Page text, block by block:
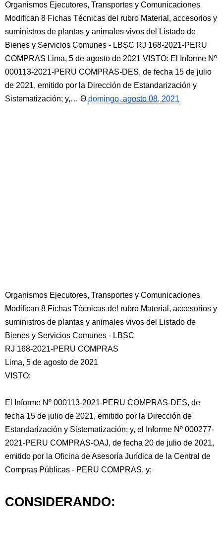
Organismos Ejecutores, Transportes y Comunicaciones
Modifican 8 Fichas Técnicas del rubro Material, accesorios y
suministros de plantas y animales vivos del Listado de
Bienes y Servicios Comunes - LBSC RJ 168-2021-PERU
COMPRAS Lima, 5 de agosto de 2021 VISTO: El Informe Nº
000113-2021-PERU COMPRAS-DES, de fecha 15 de julio
de 2021, emitido por la Dirección de Estandarización y
Sistematización; y,…
domingo, agosto 08, 2021
Organismos Ejecutores, Transportes y Comunicaciones
Modifican 8 Fichas Técnicas del rubro Material, accesorios y
suministros de plantas y animales vivos del Listado de
Bienes y Servicios Comunes - LBSC
RJ 168-2021-PERU COMPRAS
Lima, 5 de agosto de 2021
VISTO:
El Informe Nº 000113-2021-PERU COMPRAS-DES, de
fecha 15 de julio de 2021, emitido por la Dirección de
Estandarización y Sistematización; y, el Informe Nº 000277-
2021-PERU COMPRAS-OAJ, de fecha 20 de julio de 2021,
emitido por la Oficina de Asesoría Jurídica de la Central de
Compras Públicas - PERU COMPRAS, y;
CONSIDERANDO: